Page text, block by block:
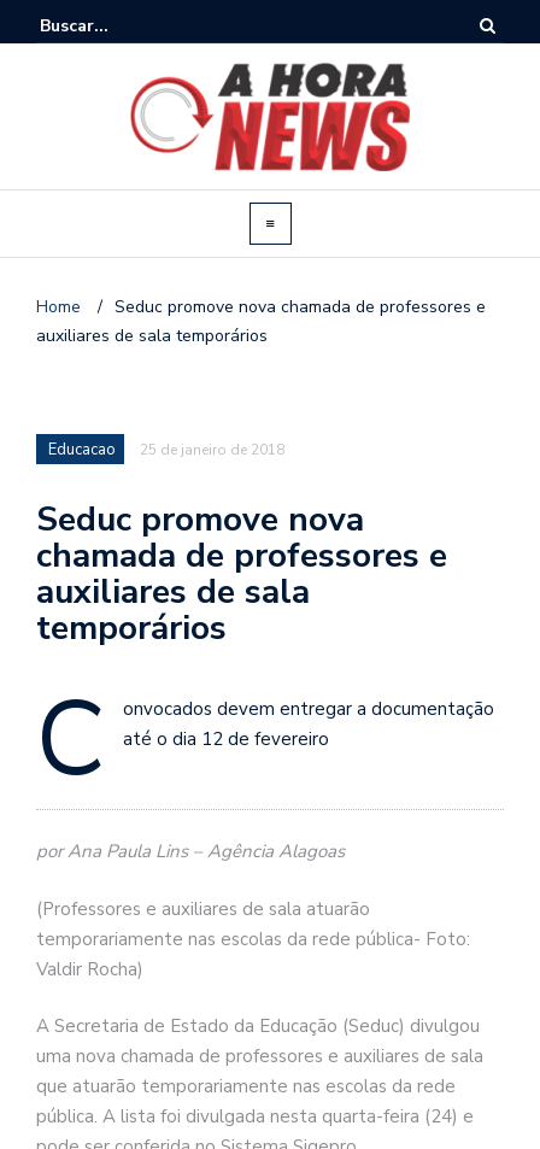
Home / Seduc promove nova chamada de professores e
auxiliares de sala temporários
Educacao 25 de janeiro de 2018
Seduc promove nova
chamada de professores e
auxiliares de sala
temporários
C
onvocados devem entregar a documentação
até o dia 12 de fevereiro
por Ana Paula Lins – Agência Alagoas
(Professores e auxiliares de sala atuarão
temporariamente nas escolas da rede pública- Foto:
Valdir Rocha)
A Secretaria de Estado da Educação (Seduc) divulgou
uma nova chamada de professores e auxiliares de sala
que atuarão temporariamente nas escolas da rede
pública. A lista foi divulgada nesta quarta-feira (24) e